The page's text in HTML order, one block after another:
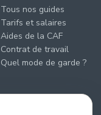
Tous nos guides
Tarifs et salaires
Aides de la CAF
Contrat de travail
Quel mode de garde ?